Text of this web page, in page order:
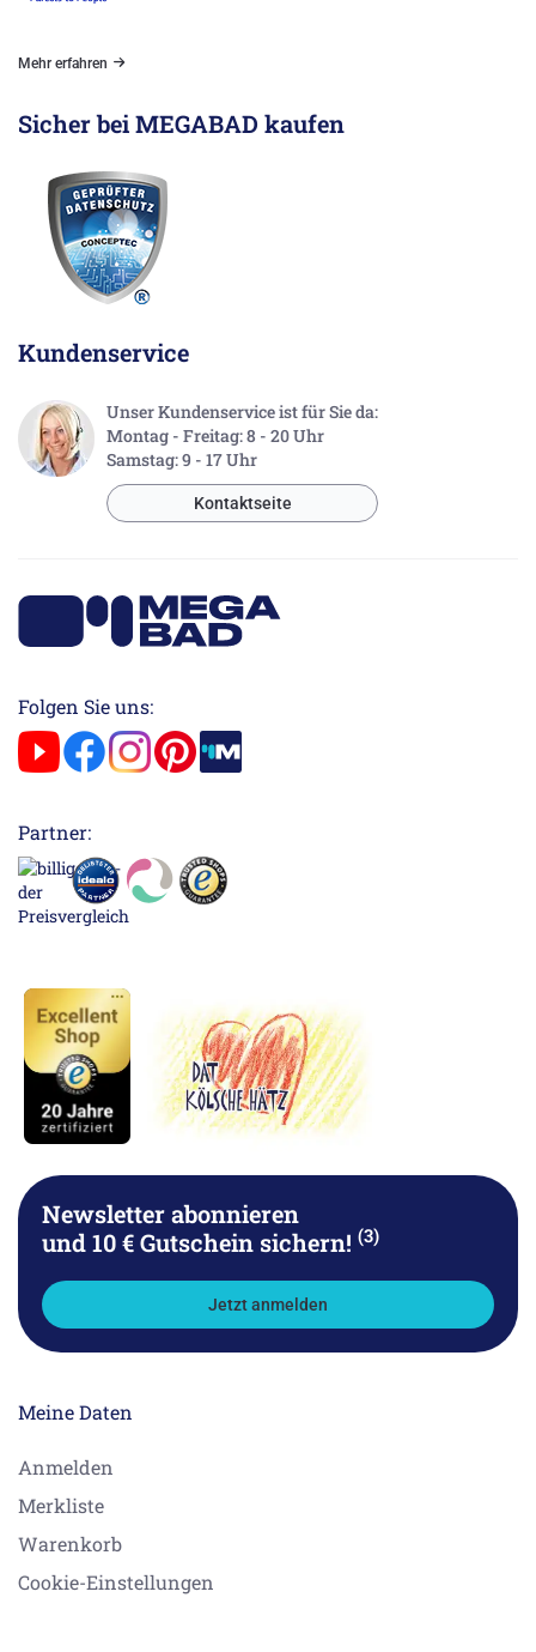
Mehr erfahren
Sicher bei MEGABAD kaufen
Kundenservice
Unser Kundenservice ist für Sie da:
Montag - Freitag: 8 - 20 Uhr
Samstag: 9 - 17 Uhr
Kontaktseite
Folgen Sie uns:
Partner:
Newsletter abonnieren
und 10 € Gutschein sichern! (3)
Jetzt anmelden
Meine Daten
Anmelden
Merkliste
Warenkorb
Cookie-Einstellungen